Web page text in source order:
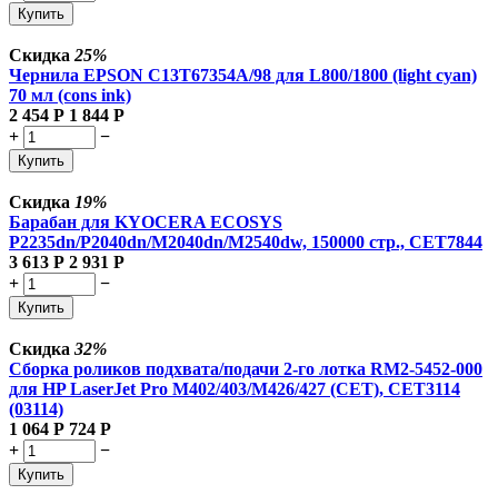
Купить
Скидка 25%
Чернила EPSON C13T67354A/98 для L800/1800 (light cyan)
70 мл (cons ink)
2 454 Р 1 844 Р
+
−
Купить
Скидка 19%
Барабан для KYOCERA ECOSYS
P2235dn/P2040dn/M2040dn/M2540dw, 150000 стр., CET7844
3 613 Р 2 931 Р
+
−
Купить
Скидка 32%
Сборка роликов подхвата/подачи 2-го лотка RM2-5452-000
для HP LaserJet Pro M402/403/M426/427 (CET), CET3114
(03114)
1 064 Р 724 Р
+
−
Купить